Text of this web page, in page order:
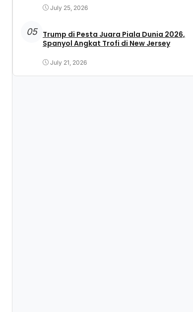
July 25, 2026
05
Trump di Pesta Juara Piala Dunia 2026,
Spanyol Angkat Trofi di New Jersey
July 21, 2026